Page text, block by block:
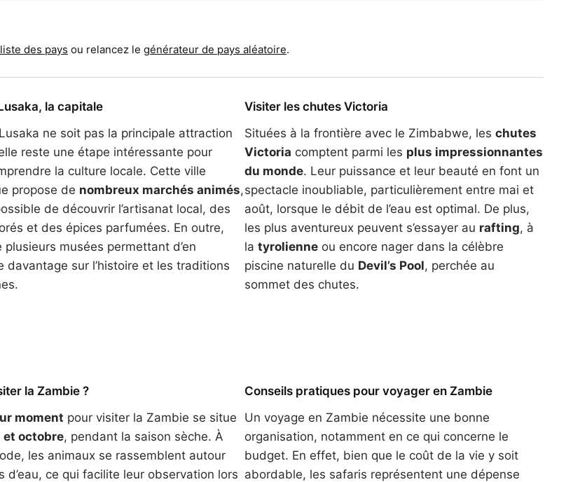
des pays ou relancez le générateur de pays aléatoire.
la capitale
ne soit pas la principale attraction
reste une étape intéressante pour
la culture locale. Cette ville
propose de nombreux marchés animés,
de découvrir l’artisanat local, des
et des épices parfumées. En outre,
plusieurs musées permettant d’en
davantage sur l’histoire et les traditions
Visiter les chutes Victoria
Situées à la frontière avec le Zimbabwe, leschutes
Victoria comptent parmi les plus impressionnantes
du monde. Leur puissance et leur beauté en font un
spectacle inoubliable, particulièrement entre mai et
août, lorsque le débit de l’eau est optimal. De plus,
les plus aventureux peuvent s’essayer au rafting, à
latyrolienne ou encore nager dans la célèbre
piscine naturelle du Devil’s Pool, perchée au
sommet des chutes.
la Zambie ?
moment pour visiter la Zambie se situe
et octobre, pendant la saison sèche. À
les animaux se rassemblent autour
d’eau, ce qui facilite leur observation lors
Conseils pratiques pour voyager en Zambie
Un voyage en Zambie nécessite une bonne
organisation, notamment en ce qui concerne le
budget. En effet, bien que le coût de la vie y soit
abordable, les safaris représentent une dépense